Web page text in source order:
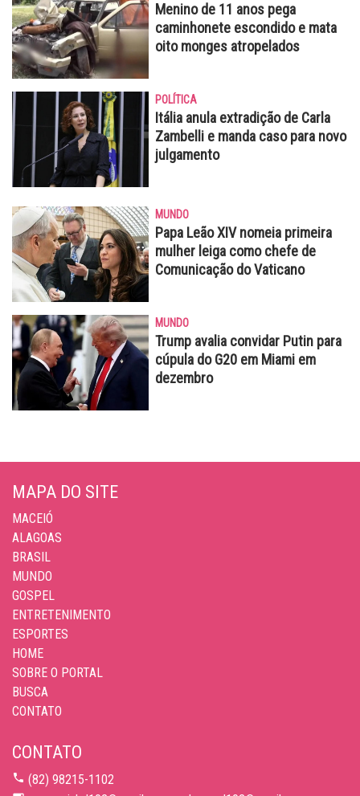
Menino de 11 anos pega
caminhonete escondido e mata
oito monges atropelados
POLÍTICA
Itália anula extradição de Carla
Zambelli e manda caso para novo
julgamento
MUNDO
Papa Leão XIV nomeia primeira
mulher leiga como chefe de
Comunicação do Vaticano
MUNDO
Trump avalia convidar Putin para
cúpula do G20 em Miami em
dezembro
MAPA DO SITE
MACEIÓ
ALAGOAS
BRASIL
MUNDO
GOSPEL
ENTRETENIMENTO
ESPORTES
HOME
SOBRE O PORTAL
BUSCA
CONTATO
CONTATO
(82) 98215-1102